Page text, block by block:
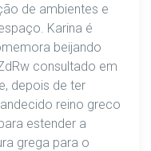
de ambientes e
Karina é
beijando
consultado em
depois de ter
reino greco
estender a
grega para o